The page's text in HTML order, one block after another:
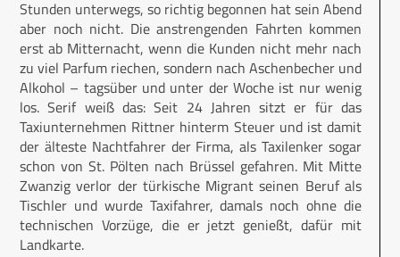
Stunden unterwegs, so richtig begonnen hat sein Abend
aber noch nicht. Die anstrengenden Fahrten kommen
erst ab Mitternacht, wenn die Kunden nicht mehr nach
zu viel Parfum riechen, sondern nach Aschenbecher und
Alkohol – tagsüber und unter der Woche ist nur wenig
los. Serif weiß das: Seit 24 Jahren sitzt er für das
Taxiunternehmen Rittner hinterm Steuer und ist damit
der älteste Nachtfahrer der Firma, als Taxilenker sogar
schon von St. Pölten nach Brüssel gefahren. Mit Mitte
Zwanzig verlor der türkische Migrant seinen Beruf als
Tischler und wurde Taxifahrer, damals noch ohne die
technischen Vorzüge, die er jetzt genießt, dafür mit
Landkarte.